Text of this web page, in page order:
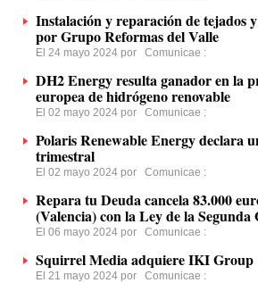
Instalación y reparación de tejados
por Grupo Reformas del Valle
El 24 mayo 2024 por Comunicae :
DH2 Energy resulta ganador en la
europea de hidrógeno renovable
El 02 mayo 2024 por Comunicae :
Polaris Renewable Energy declara
trimestral
El 02 mayo 2024 por Comunicae :
Repara tu Deuda cancela 83.000
(Valencia) con la Ley de la
El 06 mayo 2024 por Comunicae :
Squirrel Media adquiere IKI Group
El 21 mayo 2024 por Comunicae :